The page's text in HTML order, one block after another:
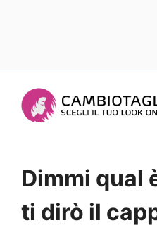
Dimmi qual
ti dirò il